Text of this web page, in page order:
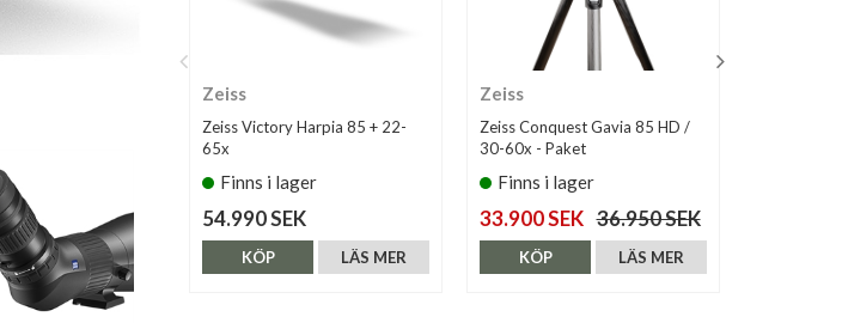
Zeiss
Zeiss Victory Harpia 85 + 22-
65x
Finns i lager
54.990 SEK
LÄS MER
KÖP
Zeiss
Zeiss Conquest Gavia 85 HD /
30-60x - Paket
Finns i lager
33.900 SEK 36.950 SEK
LÄS MER
KÖP